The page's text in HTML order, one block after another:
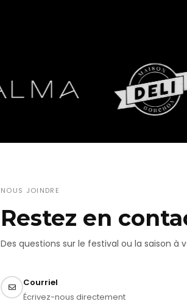
NOUS JOINDRE
Restez en
Des questions sur le festival ou la saison à
Courriel
Écrivez-nous directement